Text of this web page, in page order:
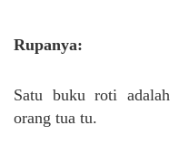
Rupanya:
Satu buku roti
orang tua tu.